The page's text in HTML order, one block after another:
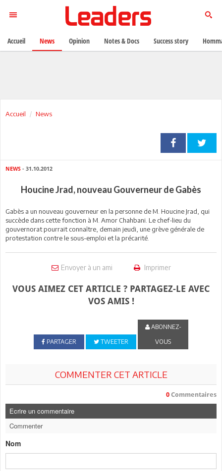
Accueil News
NEWS - 31.10.2012
Houcine Jrad, nouveau Gouverneur de Gabès
Gabès a un nouveau gouverneur en la personne de M. Houcine Jrad, qui
succède dans cette fonction à M. Amor Chahbani. Le chef-lieu du
gouvernorat pourrait connaître, demain jeudi, une grève générale de
protestation contre le sous-emploi et la précarité.
Envoyer à un ami Imprimer
VOUS AIMEZ CET ARTICLE ? PARTAGEZ-LE AVEC
VOS AMIS !
PARTAGER TWEETER
ABONNEZ-
VOUS
COMMENTER CET ARTICLE
0 Commentaires
Ecrire un commentaire
Commenter
Nom
Accueil News Opinion Notes & Docs Success story